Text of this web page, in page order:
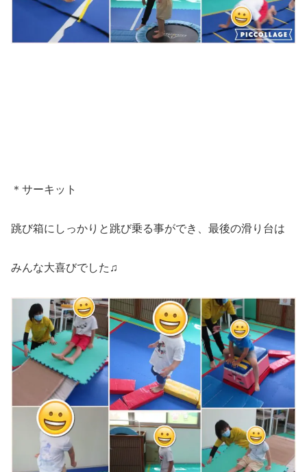
＊サーキット
跳び箱にしっかりと跳び乗る事ができ、最後の滑り台は
みんな大喜びでした♫